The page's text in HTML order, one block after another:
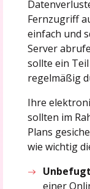
Fernzugriff
einfach und
Server
sollte ein
regelmäßig
Ihre
sollten im
Plans
wie wichtig
einer